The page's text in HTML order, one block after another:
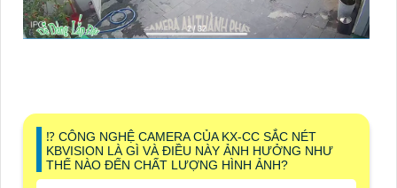
⁉️ CÔNG NGHỆ CAMERA CỦA KX-CC SẮC NÉT
KBVISION LÀ GÌ VÀ ĐIỀU NÀY ẢNH HƯỞNG NHƯ
THẾ NÀO ĐẾN CHẤT LƯỢNG HÌNH ẢNH?